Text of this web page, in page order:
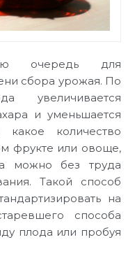
очередь для
сбора урожая. По
увеличивается
и уменьшается
какое количество
фрукте или овоще,
можно без труда
Такой способ
на
способа
плода или пробуя